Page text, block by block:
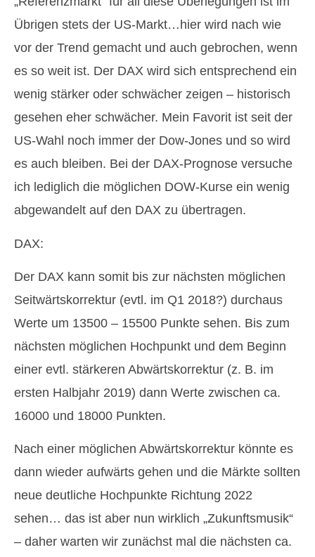
Übrigen stets der US-Markt…hier wird nach wie
vor der Trend gemacht und auch gebrochen, wenn
es so weit ist. Der DAX wird sich entsprechend ein
wenig stärker oder schwächer zeigen – historisch
gesehen eher schwächer. Mein Favorit ist seit der
US-Wahl noch immer der Dow-Jones und so wird
es auch bleiben. Bei der DAX-Prognose versuche
ich lediglich die möglichen DOW-Kurse ein wenig
abgewandelt auf den DAX zu übertragen.
DAX:
Der DAX kann somit bis zur nächsten möglichen
Seitwärtskorrektur (evtl. im Q1 2018?) durchaus
Werte um 13500 – 15500 Punkte sehen. Bis zum
nächsten möglichen Hochpunkt und dem Beginn
einer evtl. stärkeren Abwärtskorrektur (z. B. im
ersten Halbjahr 2019) dann Werte zwischen ca.
16000 und 18000 Punkten.
Nach einer möglichen Abwärtskorrektur könnte es
dann wieder aufwärts gehen und die Märkte sollten
neue deutliche Hochpunkte Richtung 2022
sehen… das ist aber nun wirklich „Zukunftsmusik“
– daher warten wir zunächst mal die nächsten ca.